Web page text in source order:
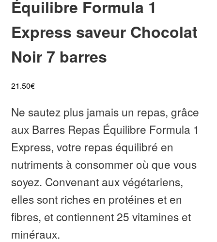
Équilibre Formula 1
Express saveur Chocolat
Noir 7 barres
21.50€
Ne sautez plus jamais un repas, grâce
aux Barres Repas Équilibre Formula 1
Express, votre repas équilibré en
nutriments à consommer où que vous
soyez. Convenant aux végétariens,
elles sont riches en protéines et en
fibres, et contiennent 25 vitamines et
minéraux.